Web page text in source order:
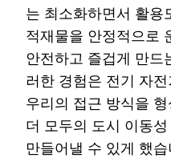
는 최소화하면서 활용
적재물을 안정적으로
안전하고 즐겁게 만드
러한 경험은 전기 자
우리의 접근 방식을 형
더 모두의 도시 이동
만들어낼 수 있게 했